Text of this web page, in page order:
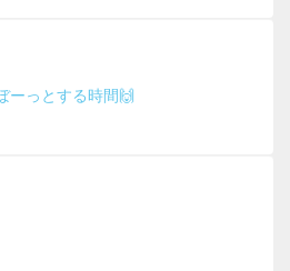
ーっとする時間🙌